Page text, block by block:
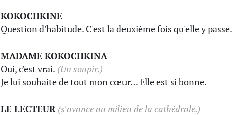
KOKOCHKINE
Question d'habitude. C'est la deuxième fois qu'elle y passe.
MADAME KOKOCHKINA
Oui, c'est vrai. (Un soupir.)
Je lui souhaite de tout mon cœur… Elle est si bonne.
LE LECTEUR (s'avance au milieu de la cathédrale.)